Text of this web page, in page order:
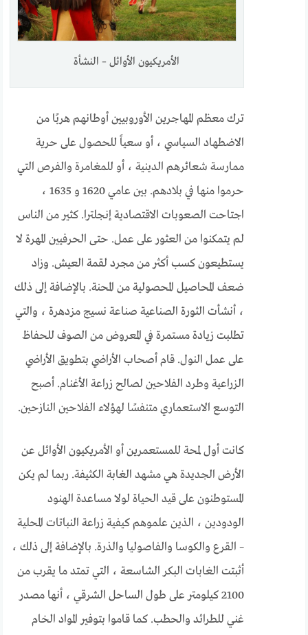
الأمريكيون الأوائل – النشأة
ترك معظم المهاجرين الأوروبيين أوطانهم هربًا من
الاضطهاد السياسي ، أو سعياً للحصول على حرية
ممارسة شعائرهم الدينية ، أو للمغامرة والفرص التي
حرموا منها في بلادهم. بين عامي 1620 و 1635 ،
اجتاحت الصعوبات الاقتصادية إنجلترا. كثير من الناس
لم يتمكنوا من العثور على عمل. حتى الحرفيين المهرة لا
يستطيعون كسب أكثر من مجرد لقمة العيش. وزاد
ضعف المحاصيل المحصولية من المحنة. بالإضافة إلى ذلك
، أنشأت الثورة الصناعية صناعة نسيج مزدهرة ، والتي
تطلبت زيادة مستمرة في المعروض من الصوف للحفاظ
على عمل النول. قام أصحاب الأراضي بتطويق الأراضي
الزراعية وطرد الفلاحين لصالح زراعة الأغنام. أصبح
التوسع الاستعماري متنفسًا لهؤلاء الفلاحين النازحين.
كانت أول لمحة للمستعمرين أو الأمريكيون الأوائل عن
الأرض الجديدة هي مشهد الغابة الكثيفة. ربما لم يكن
المستوطنون على قيد الحياة لولا مساعدة الهنود
الودودين ، الذين علموهم كيفية زراعة النباتات المحلية
– القرع والكوسا والفاصوليا والذرة. بالإضافة إلى ذلك ،
أثبتت الغابات البكر الشاسعة ، التي تمتد ما يقرب من
2100 كيلومتر على طول الساحل الشرقي ، أنها مصدر
غني للطرائد والحطب. كما قاموا بتوفير المواد الخام